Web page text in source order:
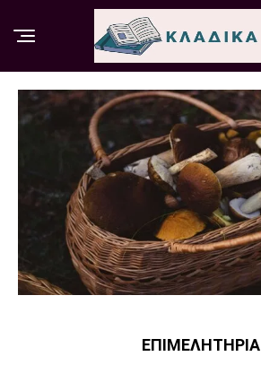
ΕΠΙΜΕΛΗΤΉΡΙΑ